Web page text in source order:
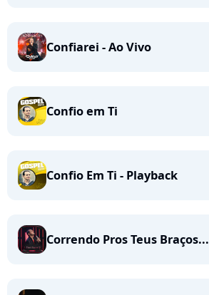
Confiarei - Ao Vivo
Confio em Ti
Confio Em Ti - Playback
Correndo Pros Teus Braços...